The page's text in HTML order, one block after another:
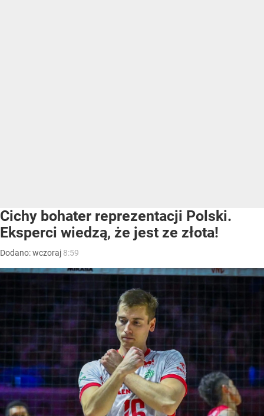
Cichy bohater reprezentacji Polski.
Eksperci wiedzą, że jest ze złota!
Dodano:wczoraj 8:59